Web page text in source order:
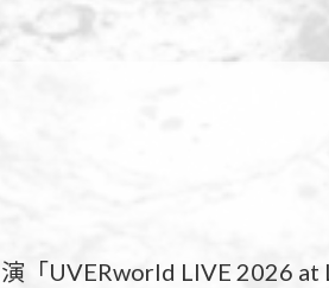
「UVERworld LIVE 2026 at